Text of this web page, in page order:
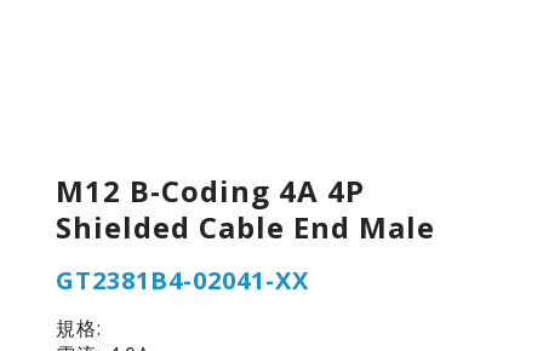
M12 B-Coding 4A 4P
Shielded Cable End Male
GT2381B4-02041-XX
規格: